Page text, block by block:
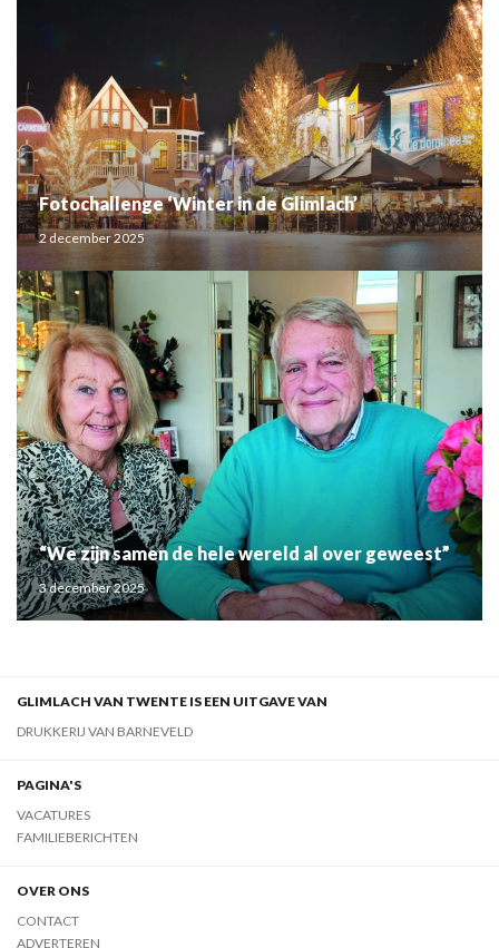
Fotochallenge ‘Winter in de Glimlach’
2 december 2025
“We zijn samen de hele wereld al over geweest”
3 december 2025
GLIMLACH VAN TWENTE IS EEN UITGAVE VAN
DRUKKERIJ VAN BARNEVELD
PAGINA'S
VACATURES
FAMILIEBERICHTEN
OVER ONS
CONTACT
ADVERTEREN